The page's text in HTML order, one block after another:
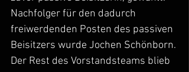
Nachfolger für den dadurch
freiwerdenden Posten des passiven
Beisitzers wurde Jochen Schönborn.
Der Rest des Vorstandsteams blieb